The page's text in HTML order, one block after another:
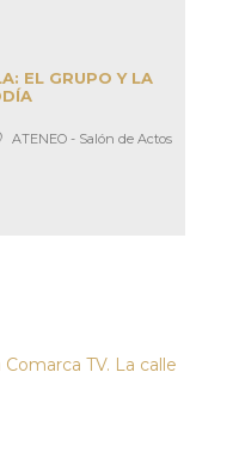
EL GRUPO Y LA
ATENEO - Salón de Actos
TV. La calle